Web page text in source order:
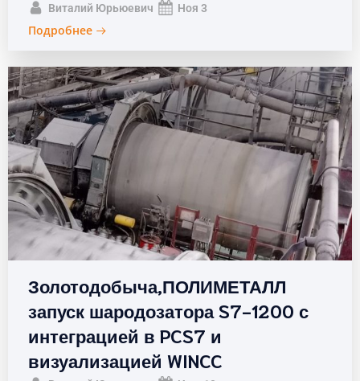
Виталий Юрьюевич Ноя 3
Подробнее
Золотодобыча,ПОЛИМЕТАЛЛ
запуск шародозатора S7-1200 с
интеграцией в PCS7 и
визуализацией WINCC